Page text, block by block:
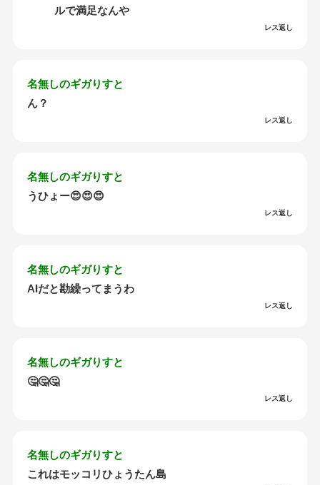
ルで満足なんや
レス返し
名無しのギガりすと
ん？
レス返し
名無しのギガりすと
うひょー😍😍😍
レス返し
名無しのギガりすと
AIだと勘繰ってまうわ
レス返し
名無しのギガりすと
🤔🤔🤔
レス返し
名無しのギガりすと
これはモッコリひょうたん島